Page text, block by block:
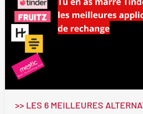
>> LES 6 MEILLEURES